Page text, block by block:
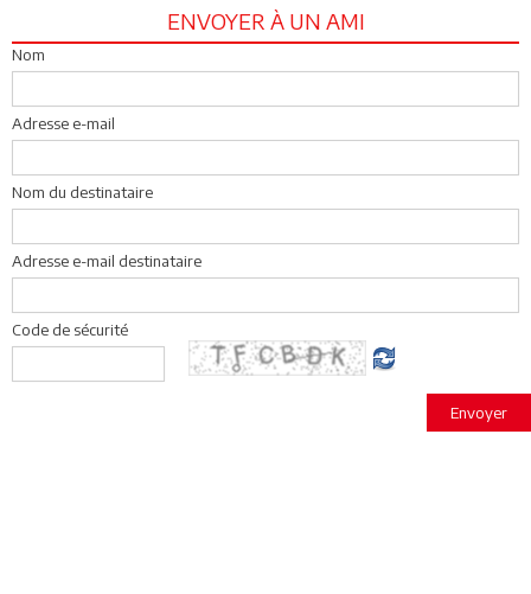
ENVOYER À UN AMI
Nom
Adresse e-mail
Nom du destinataire
Adresse e-mail destinataire
Code de sécurité
Envoyer